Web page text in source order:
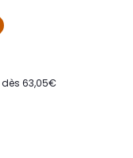
dès 63,05€